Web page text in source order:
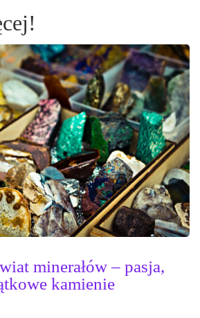
minerałów – pasja,
kamienie